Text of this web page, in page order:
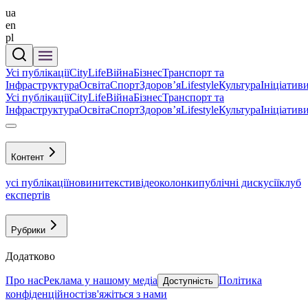
ua
en
pl
Усі публікаціїCityLifeВійнаБізнесТранспорт та
ІнфраструктураОсвітаСпортЗдоровʼяLifestyleКультура
Усі публікаціїCityLifeВійнаБізнесТранспорт та
ІнфраструктураОсвітаСпортЗдоровʼяLifestyleКультура
Контент
усі публікаціїновинитекстивідеоколонкипублічні дискусіїклуб
експертів
Рубрики
Додатково
Про насРеклама у нашому медіа Доступність Політика
конфіденційностізв'яжіться з нами